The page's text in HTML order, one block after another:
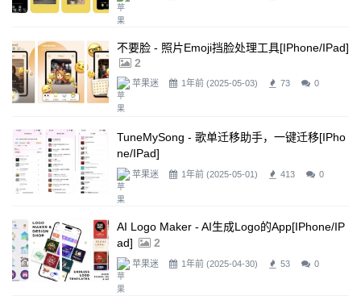
不要脸 - 照片Emoji挡脸处理工具[iPhone/iPad]
2
苹果迷 1年前 (2025-05-03) 73 0
TuneMySong - 歌单迁移助手，一键迁移[iPho
Ne/iPad]
苹果迷 1年前 (2025-05-01) 413 0
AI Logo Maker - AI生成logo的app[iPhone/iP
Ad]
2
苹果迷 1年前 (2025-04-30) 53 0